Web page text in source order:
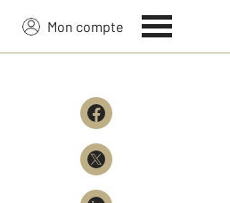
Mon compte